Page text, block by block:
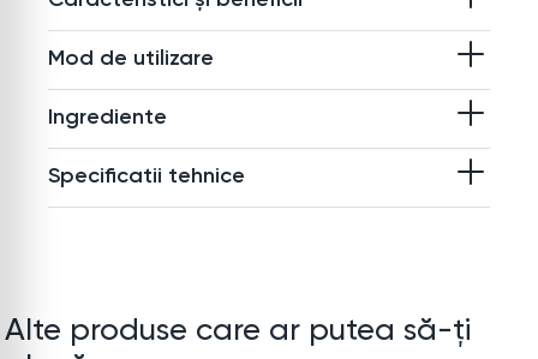
Mod de utilizare
Ingrediente
Specificatii tehnice
Alte produse care ar putea să-ți